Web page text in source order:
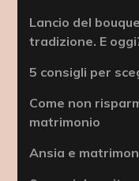
Lancio del
tradizione. E
5 consigli per
Come non
matrimonio
Ansia e